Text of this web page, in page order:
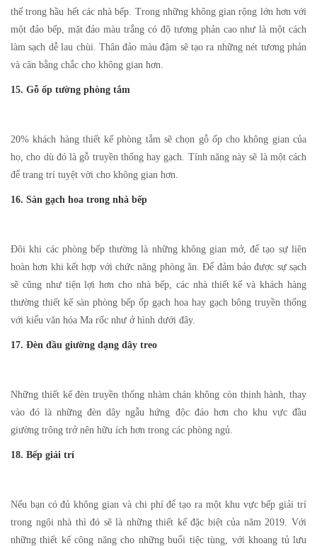
thế trong hầu hết các nhà bếp. Trong những không gian rộng lớn hơn với
một đảo bếp, mặt đảo màu trắng có độ tương phản cao như là một cách
làm sạch dễ lau chùi. Thân đảo màu đậm sẽ tạo ra những nét tương phản
và cân bằng chắc cho không gian hơn.
15. Gỗ ốp tường phòng tắm
20% khách hàng thiết kế phòng tắm sẽ chọn gỗ ốp cho không gian của
họ, cho dù đó là gỗ truyền thống hay gạch. Tính năng này sẽ là một cách
để trang trí tuyệt vời cho không gian hơn.
16. Sàn gạch hoa trong nhà bếp
Đôi khi các phòng bếp thường là những không gian mở, để tạo sự liên
hoàn hơn khi kết hợp với chức năng phòng ăn. Để đảm bảo được sự sạch
sẽ cũng như tiện lợi hơn cho nhà bếp, các nhà thiết kế và khách hàng
thường thiết kế sàn phòng bếp ốp gạch hoa hay gạch bông truyền thống
với kiểu văn hóa Ma rốc như ở hình dưới đây.
17. Đèn đầu giường dạng dây treo
Những thiết kế đèn truyền thống nhàm chán không còn thịnh hành, thay
vào đó là những đèn dây ngẫu hứng độc đáo hơn cho khu vực đầu
giường trông trở nên hữu ích hơn trong các phòng ngủ.
18. Bếp giải trí
Nếu bạn có đủ không gian và chi phí để tạo ra một khu vực bếp giải trí
trong ngôi nhà thì đó sẽ là những thiết kế đặc biệt của năm 2019. Với
những thiết kế công năng cho những buổi tiệc tùng, với khoang tủ lưu